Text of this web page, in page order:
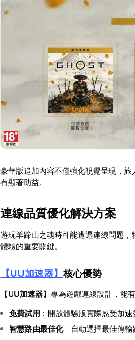
豪華版追加內容不僅強化視覺呈現，
有顯著助益。
連線品質優化解決方案
遊玩羊蹄山之魂時可能遭遇連線問題
體驗的重要關鍵。
【UU加速器】核心優勢
【UU加速器】專為遊戲連線設計，能
免費試用 ：開放體驗版實際感受加
智慧路由最佳化：自動選擇最佳傳